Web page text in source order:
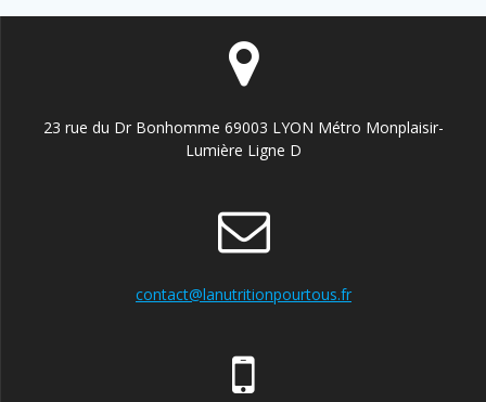
23 rue du Dr Bonhomme 69003 LYON Métro Monplaisir-
Lumière Ligne D
contact@lanutritionpourtous.fr